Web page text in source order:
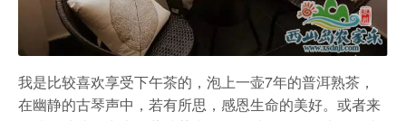
我是比较喜欢享受下午茶的，泡上一壶7年的普洱熟茶，
在幽静的古琴声中，若有所思，感恩生命的美好。或者来